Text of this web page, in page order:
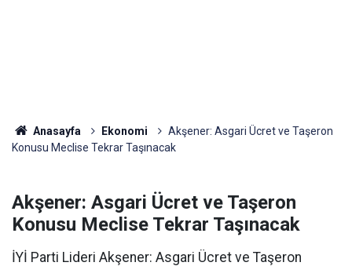
Anasayfa Ekonomi
Akşener: Asgari Ücret ve Taşeron
Konusu Meclise Tekrar Taşınacak
Akşener: Asgari Ücret ve Taşeron
Konusu Meclise Tekrar Taşınacak
İYİ Parti Lideri Akşener: Asgari Ücret ve Taşeron